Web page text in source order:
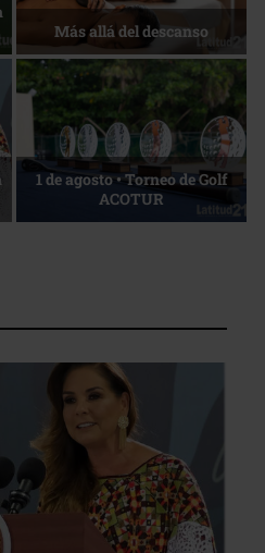
Energía que Impulsa la
competitividad
La esencia del servicio